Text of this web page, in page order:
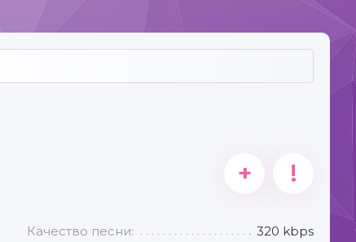
+ !
Качество песни: 320 kbps